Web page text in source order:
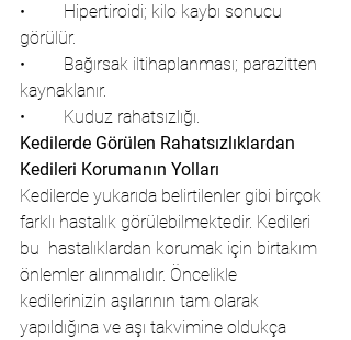
•	Hipertiroidi; kilo kaybı sonucu
görülür.
•	Bağırsak iltihaplanması; parazitten
kaynaklanır.
•	Kuduz rahatsızlığı.
Kedilerde Görülen Rahatsızlıklardan
Kedileri Korumanın Yolları
Kedilerde yukarıda belirtilenler gibi birçok
farklı hastalık görülebilmektedir. Kedileri
bu  hastalıklardan korumak için birtakım
önlemler alınmalıdır. Öncelikle
kedilerinizin aşılarının tam olarak
yapıldığına ve aşı takvimine oldukça